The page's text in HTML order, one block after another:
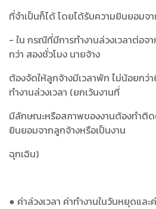
ที่จำเป็นก็ได้ โดยได้รับความยินยอมจ
- ใน กรณีที่มีการทำงานล่วงเวลาต่อจ
กว่า สองชั่วโมง นายจ้าง
ต้องจัดให้ลูกจ้างมีเวลาพัก ไม่น้อยกว่
ทำงานล่วงเวลา (ยกเว้นงานที่
มีลักษณะหรือสภาพของงานต้องทำติ
ยินยอมจากลูกจ้างหรือเป็นงาน
ฉุกเฉิน)
● ค่าล่วงเวลา ค่าทำงานในวันหยุดและ